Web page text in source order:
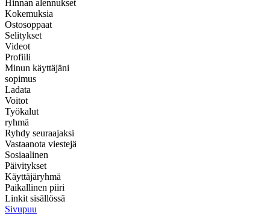
Hinnan alennukset
Kokemuksia
Ostosoppaat
Selitykset
Videot
Profiili
Minun käyttäjäni
sopimus
Ladata
Voitot
Työkalut
ryhmä
Ryhdy seuraajaksi
Vastaanota viestejä
Sosiaalinen
Päivitykset
Käyttäjäryhmä
Paikallinen piiri
Linkit sisällössä
Sivupuu